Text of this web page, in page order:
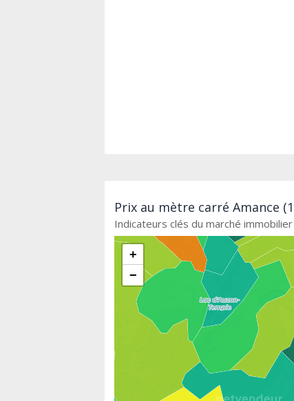
Prix au mètre carré Amance
Indicateurs clés du marché
+
−